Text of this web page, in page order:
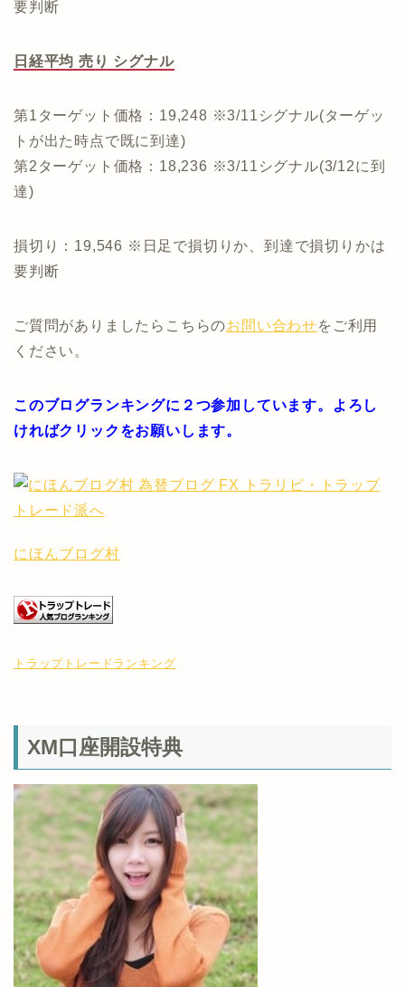
要判断
日経平均 売り シグナル
第1ターゲット価格：19,248 ※3/11シグナル(ターゲッ
トが出た時点で既に到達)
第2ターゲット価格：18,236 ※3/11シグナル(3/12に到
達)
損切り：19,546 ※日足で損切りか、到達で損切りかは
要判断
ご質問がありましたらこちらのお問い合わせをご利用
ください。
このブログランキングに２つ参加しています。よろし
ければクリックをお願いします。
にほんブログ村
トラップトレードランキング
XM口座開設特典